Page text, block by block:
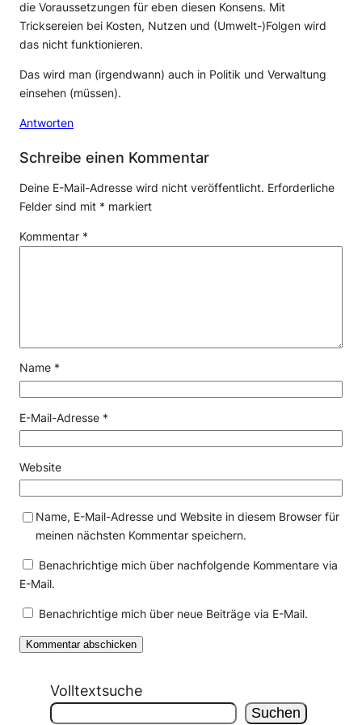
die Voraussetzungen für eben diesen Konsens. Mit
Tricksereien bei Kosten, Nutzen und (Umwelt-)Folgen wird
das nicht funktionieren.
Das wird man (irgendwann) auch in Politik und Verwaltung
einsehen (müssen).
Antworten
Schreibe einen Kommentar
Deine E-Mail-Adresse wird nicht veröffentlicht. Erforderliche
Felder sind mit * markiert
Kommentar *
Name *
E-Mail-Adresse *
Website
Name, E-Mail-Adresse und Website in diesem Browser für
meinen nächsten Kommentar speichern.
Benachrichtige mich über nachfolgende Kommentare via
E-Mail.
Benachrichtige mich über neue Beiträge via E-Mail.
Volltextsuche
Suchen